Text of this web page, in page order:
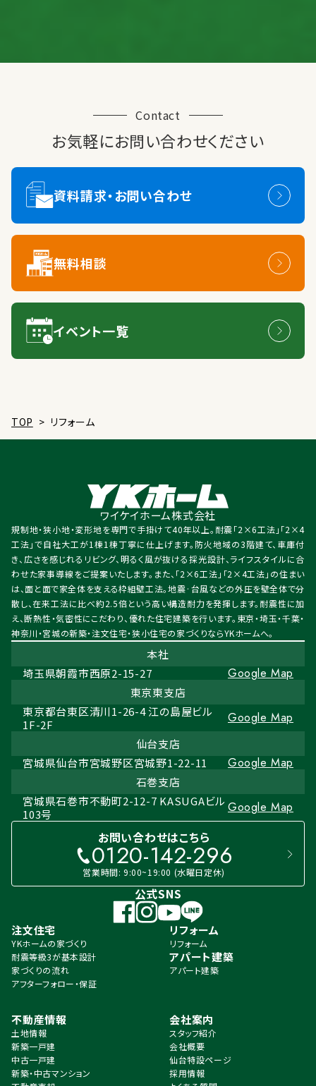
Contact
お気軽にお問い合わせください
資料請求・お問い合わせ
無料相談
イベント一覧
TOP > リフォーム
ワイケイホーム株式会社
規制地・狭小地・変形地を専門で手掛けて40年以上。耐震「2×6工法」「2×4
工法」で自社大工が1棟1棟丁寧に仕上げます。防火地域の3階建て、車庫付
き、広さを感じれるリビング、明るく風が抜ける採光設計、ライフスタイルに合
わせた家事導線をご提案いたします。また、「2×6工法」「2×4工法」の住まい
は、面と面で家全体を支える枠組壁工法。地震·台風などの外圧を壁全体で分
散し、在来工法に比べ約2.5倍という高い構造耐力を発揮します。耐震性に加
え、断熱性・気密性にこだわり、優れた住宅建築を行います。東京・埼玉・千葉・
神奈川・宮城の新築・注文住宅・狭小住宅の家づくりならYKホームへ。
本社
埼玉県朝霞市西原2-15-27
Google Map
東京東支店
東京都台東区清川1-26-4 江の島屋ビル
1F-2F
Google Map
仙台支店
宮城県仙台市宮城野区宮城野1-22-11
Google Map
石巻支店
宮城県石巻市不動町2-12-7 KASUGAビル
103号
Google Map
お問い合わせはこちら
0120-142-296
営業時間: 9:00~19:00 (水曜日定休)
公式SNS
注文住宅
YKホームの家づくり
耐震等級3が基本設計
家づくりの流れ
アフターフォロー・保証
リフォーム
リフォーム
アパート建築
アパート建築
不動産情報
土地情報
新築一戸建
中古一戸建
新築・中古マンション
会社案内
スタッフ紹介
会社概要
仙台特設ページ
採用情報